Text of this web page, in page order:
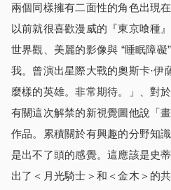
兩個同樣擁有二面性的角色出現
以前就很喜歡漫威的『東京喰種
世界觀、美麗的影像與 “睡眠障礙
我。曾演出星際大戰的奧斯卡·伊
麼樣的英雄。非常期待。」、對於
有關這次解禁的新視覺圖他說「
作品。累積關於有興趣的分野知
是出不了頭的感覺。這應該是史
出了＜月光騎士＞和＜金木＞的共